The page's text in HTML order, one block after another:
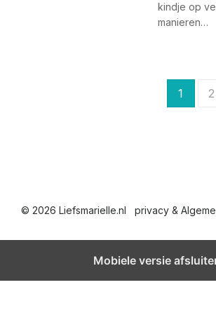
kindje op
manieren…
h
t
1 2
© 2026 Liefsmarielle.nl privacy &
Mobiele versie